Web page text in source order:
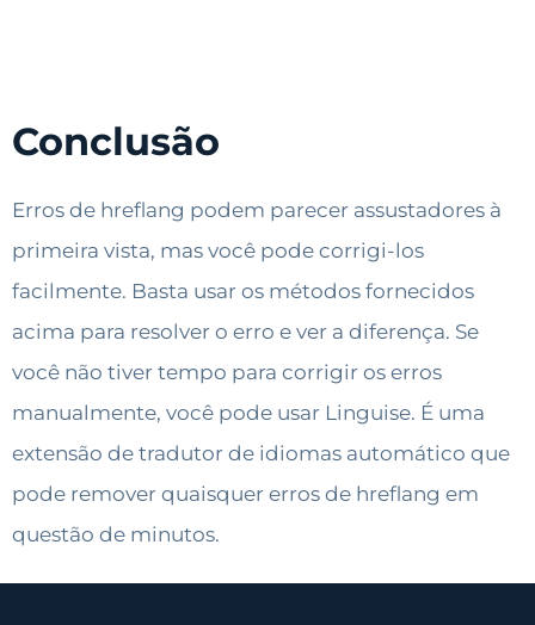
Conclusão
Erros de hreflang podem parecer assustadores à
primeira vista, mas você pode corrigi-los
facilmente. Basta usar os métodos fornecidos
acima para resolver o erro e ver a diferença. Se
você não tiver tempo para corrigir os erros
manualmente, você pode usar Linguise. É uma
extensão de tradutor de idiomas automático que
pode remover quaisquer erros de hreflang em
questão de minutos.